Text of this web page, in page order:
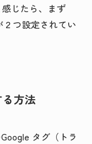
じたら、まず
２つ設定されてい
方法
タグ（トラ